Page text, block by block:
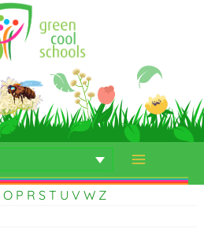
O P R S T U V W Z